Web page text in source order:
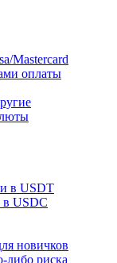
Mastercard
оплаты
в USDT
в USDC
новичков
либо риска